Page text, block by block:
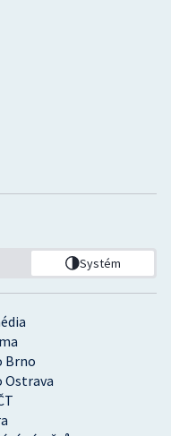
Brno
Ostrava
Systém